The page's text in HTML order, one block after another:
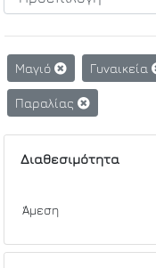
Μαγιό Γυναικεία
Παραλίας
Διαθεσιμότητα
Άμεση